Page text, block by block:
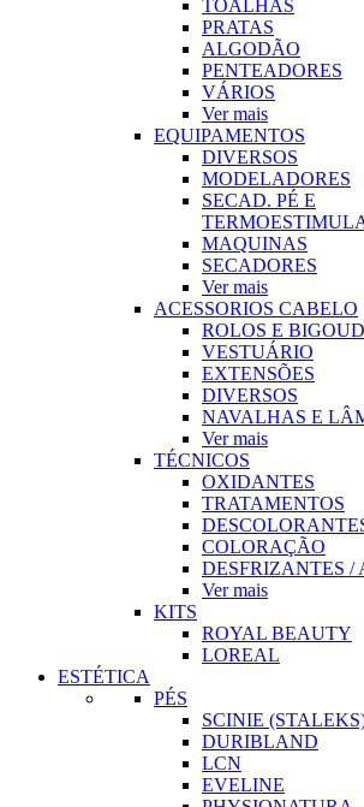
TOALHAS
PRATAS
ALGODÃO
PENTEADORES
VÁRIOS
Ver mais
EQUIPAMENTOS
DIVERSOS
MODELADORES
SECAD. PÉ E
MAQUINAS
SECADORES
Ver mais
ACESSORIOS CABELO
ROLOS E
VESTUÁRIO
EXTENSÕES
DIVERSOS
NAVALHAS E
Ver mais
TÉCNICOS
OXIDANTES
TRATAMENTOS
COLORAÇÃO
DESFRIZANTES /
Ver mais
KITS
ROYAL BEAUTY
LOREAL
ESTÉTICA
PÉS
SCINIE
DURIBLAND
LCN
EVELINE